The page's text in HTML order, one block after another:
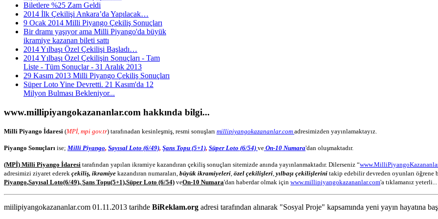
Biletlere %25 Zam Geldi
2014 İlk Çekilişi Ankara’da Yapılacak…
9 Ocak 2014 Milli Piyango Çekiliş Sonuçları
Bir dramı yaşıyor ama Milli Piyango'da büyük
ikramiye kazanan bileti sattı
2014 Yılbaşı Özel Çekilişi Başladı…
2014 Yılbaşı Özel Çekilişin Sonuçları - Tam
Liste - Tüm Sonuçlar - 31 Aralık 2013
29 Kasım 2013 Milli Piyango Çekiliş Sonuçları
Süper Loto Yine Devretti. 21 Kasım'da 12
Milyon Bulması Bekleniyor...
www.millipiyangokazananlar.com hakkında bilgi...
Milli Piyango İdaresi (MPİ, mpi gov.tr) tarafınadan kesinleşmiş, resmi sonuşları millipiyangokazananlar.com adresimizden yayınlamaktayız.
Piyango Sonuçları ise; Milli Piyango, Sayısal Loto (6/49), Şans Topu (5+1), Süper Loto (6/54) ve On-10 Numara'dan oluşmaktadır.
(MPİ) Milli Piyango İdaresi tarafından yapılan ikramiye kazandıran çekiliş sonuçları sitemizde anında yayınlanmaktadır. Dilerseniz “
adresimizi ziyaret ederek çekiliş, ikramiye kazandıran numaraları, büyük ikramiyeleri, özel çekilişleri, yılbaşı çekilişlerini takip edebilir devreden oyunları öğrene
Piyango,Sayısal Loto(6/49), Şans Topu(5+1),Süper Loto (6/54) veOn-10 Numara'dan haberdar olmak için www.millipiyangokazananlar.com'a tıklamanız yeterli...
miilipiyangokazananlar.com 01.11.2013 tarihde BiReklam.org adresi tarafından alınarak "Sosyal Proje" kapsamında yeni yayın hayatına